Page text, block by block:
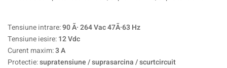
Tensiune intrare:90 Ã· 264 Vac 47Ã·63 Hz
Tensiune iesire:12 Vdc
Curent maxim:3 A
Protectie:supratensiune / suprasarcina / scurtcircuit